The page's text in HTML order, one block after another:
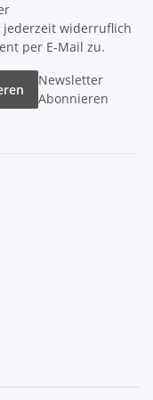
widerruflich
per E-Mail zu.
Newsletter
Abonnieren